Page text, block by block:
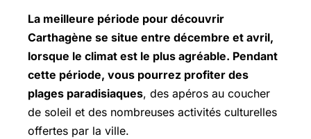
La meilleure période pour découvrir
Carthagène se situe entre décembre et avril,
lorsque le climat est le plus agréable. Pendant
cette période, vous pourrez profiter des
plages paradisiaques, des apéros au coucher
de soleil et des nombreuses activités culturelles
offertes par la ville.